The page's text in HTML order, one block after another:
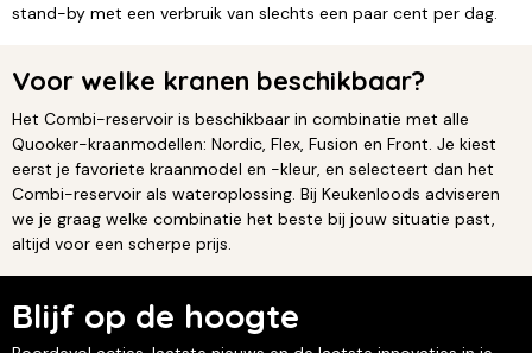
stand-by met een verbruik van slechts een paar cent per dag.
Voor welke kranen beschikbaar?
Het Combi-reservoir is beschikbaar in combinatie met alle
Quooker-kraanmodellen: Nordic, Flex, Fusion en Front. Je kiest
eerst je favoriete kraanmodel en -kleur, en selecteert dan het
Combi-reservoir als wateroplossing. Bij Keukenloods adviseren
we je graag welke combinatie het beste bij jouw situatie past,
altijd voor een scherpe prijs.
Blijf op de hoogte